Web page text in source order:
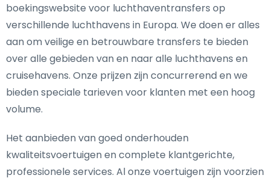
boekingswebsite voor luchthaventransfers op
verschillende luchthavens in Europa. We doen er alles
aan om veilige en betrouwbare transfers te bieden
over alle gebieden van en naar alle luchthavens en
cruisehavens. Onze prijzen zijn concurrerend en we
bieden speciale tarieven voor klanten met een hoog
volume.
Het aanbieden van goed onderhouden
kwaliteitsvoertuigen en complete klantgerichte,
professionele services. Al onze voertuigen zijn voorzien